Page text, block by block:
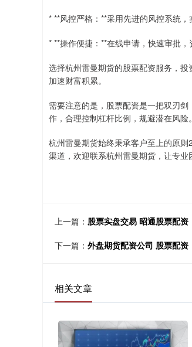
* **风控严格：**采用先进的风控系统
* **操作便捷：**在线申请，快速审批
选择杭州雷曼期货的股票配资服务，
加速财富积累。
需要注意的是，股票配资是一把双刃
作，合理控制杠杆比例，规避潜在风险。
杭州雷曼期货始终秉承客户至上的原
渠道，欢迎联系杭州雷曼期货，让专业
上一篇： 股票实盘交易 昭通股票配
下一篇： 外盘期货配资公司 股票配
相关文章